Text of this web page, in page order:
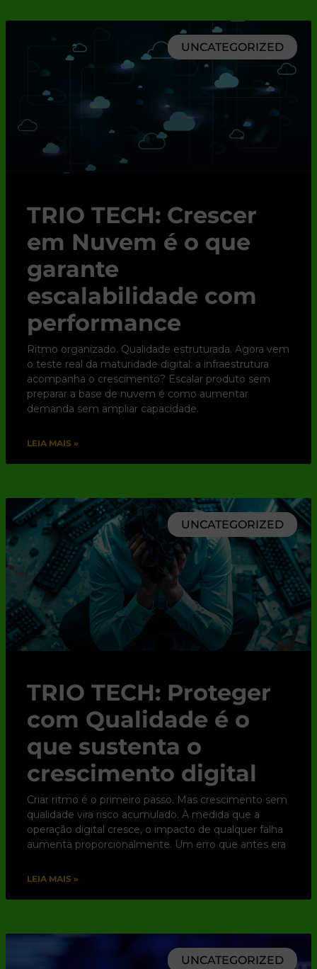
UNCATEGORIZED
TRIO TECH: Crescer
em Nuvem é o que
garante
escalabilidade com
performance
Ritmo organizado. Qualidade estruturada. Agora vem
o teste real da maturidade digital: a infraestrutura
acompanha o crescimento? Escalar produto sem
preparar a base de nuvem é como aumentar
demanda sem ampliar capacidade.
LEIA MAIS »
UNCATEGORIZED
TRIO TECH: Proteger
com Qualidade é o
que sustenta o
crescimento digital
Criar ritmo é o primeiro passo. Mas crescimento sem
qualidade vira risco acumulado. À medida que a
operação digital cresce, o impacto de qualquer falha
aumenta proporcionalmente. Um erro que antes era
LEIA MAIS »
UNCATEGORIZED